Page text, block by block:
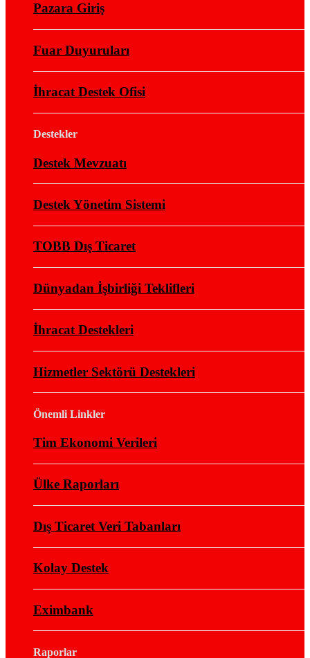
Pazara Giriş
Fuar Duyuruları
İhracat Destek Ofisi
Destekler
Destek Mevzuatı
Destek Yönetim Sistemi
TOBB Dış Ticaret
Dünyadan İşbirliği Teklifleri
İhracat Destekleri
Hizmetler Sektörü Destekleri
Önemli Linkler
Tim Ekonomi Verileri
Ülke Raporları
Dış Ticaret Veri Tabanları
Kolay Destek
Eximbank
Raporlar